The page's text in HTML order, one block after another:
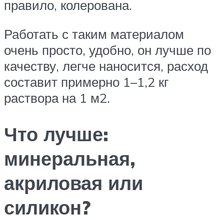
правило, колерована.
Работать с таким материалом
очень просто, удобно, он лучше по
качеству, легче наносится, расход
составит примерно 1–1,2 кг
раствора на 1 м2.
Что лучше:
минеральная,
акриловая или
силикон?